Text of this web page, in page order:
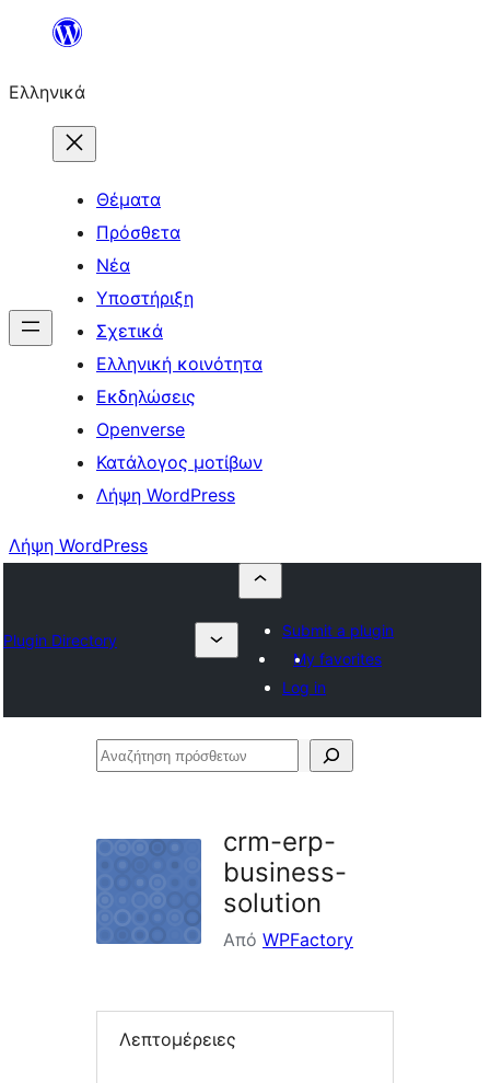
Μετάβαση
περιεχόμενο
Ελληνικά
Θέματα
Πρόσθετα
Νέα
Υποστήριξη
Σχετικά
Ελληνική κοινότητα
Εκδηλώσεις
Openverse
Κατάλογος μοτίβων
Λήψη WordPress
Λήψη WordPress
Plugin Directory
Submit a plugin
My favorites
Log in
Αναζήτηση
crm-erp-
business-
solution
Από WPFactory
Λεπτομέρειες